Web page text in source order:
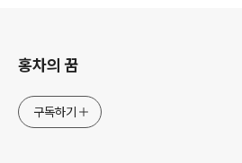
홍차의 꿈
구독하기